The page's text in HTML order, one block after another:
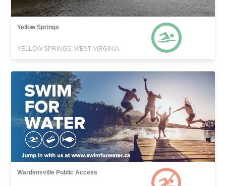
Yellow Springs
YELLOW SPRINGS, WEST VIRGINIA
Wardensville Public Access